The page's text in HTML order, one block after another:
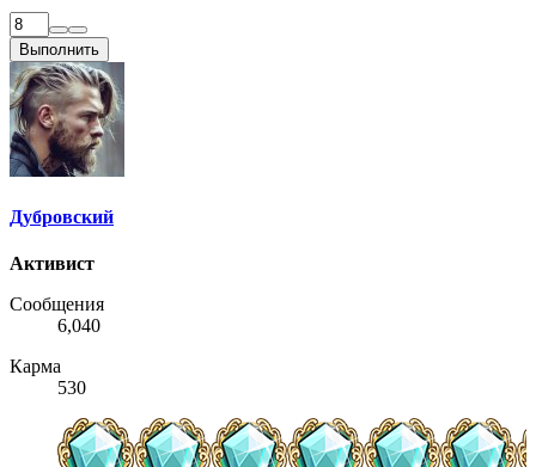
Выполнить
Дубровский
Активист
Сообщения
6,040
Карма
530